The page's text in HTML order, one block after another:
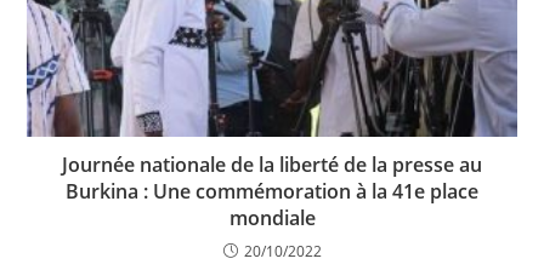
Journée nationale de la liberté de la presse au
Burkina : Une commémoration à la 41e place
mondiale
20/10/2022